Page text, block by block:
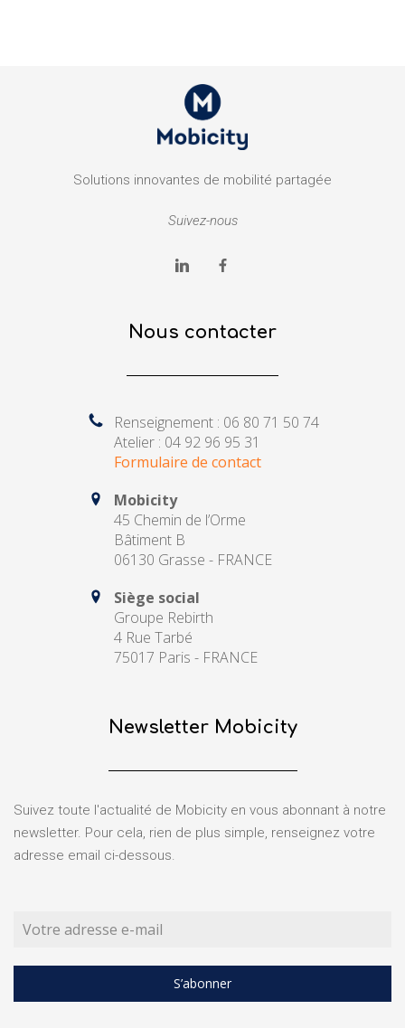
Solutions innovantes de mobilité partagée
Suivez-nous
Nous contacter
Renseignement : 06 80 71 50 74
Atelier : 04 92 96 95 31
Formulaire de contact
Mobicity
45 Chemin de l’Orme
Bâtiment B
06130 Grasse - FRANCE
Siège social
Groupe Rebirth
4 Rue Tarbé
75017 Paris - FRANCE
Newsletter Mobicity
Suivez toute l'actualité de Mobicity en vous abonnant à notre
newsletter. Pour cela, rien de plus simple, renseignez votre
adresse email ci-dessous.
S’abonner